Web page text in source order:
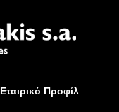
Εταιρικό Προφίλ